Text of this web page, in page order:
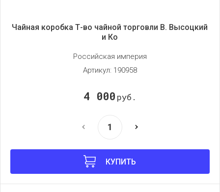
Чайная коробка Т-во чайной торговли В. Высоцкий
и Ко
Российская империя
Артикул: 190958
4 000 руб.
КУПИТЬ